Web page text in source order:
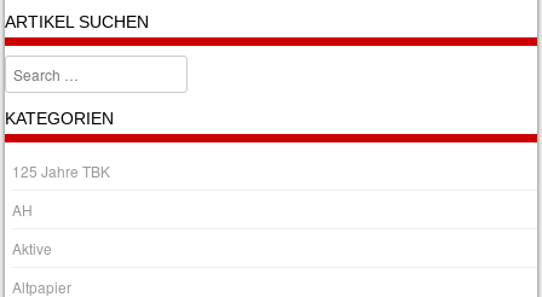
ARTIKEL SUCHEN
Search
KATEGORIEN
125 Jahre TBK
AH
Aktive
Altpapier